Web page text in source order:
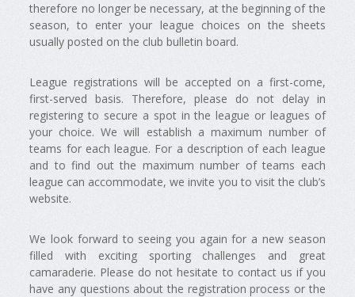
therefore no longer be necessary, at the beginning of the
season, to enter your league choices on the sheets
usually posted on the club bulletin board.
League registrations will be accepted on a first-come,
first-served basis. Therefore, please do not delay in
registering to secure a spot in the league or leagues of
your choice. We will establish a maximum number of
teams for each league. For a description of each league
and to find out the maximum number of teams each
league can accommodate, we invite you to visit the club’s
website.
We look forward to seeing you again for a new season
filled with exciting sporting challenges and great
camaraderie. Please do not hesitate to contact us if you
have any questions about the registration process or the